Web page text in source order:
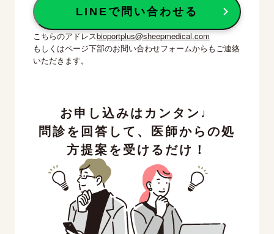
LINEで問い合わせる
こちらのアドレスbioportplus@sheepmedical.com
もしくはページ下部のお問い合わせフォームからもご連絡
いただきます。
お申し込みはカンタン♩
問診を回答して、医師からの処
方提案を受けるだけ！